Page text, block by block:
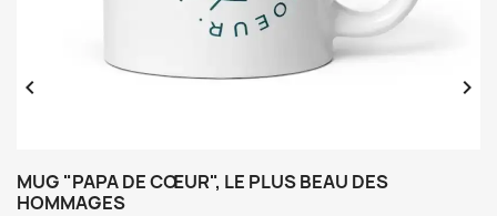
 
MUG "PAPA DE CŒUR", LE PLUS BEAU DES
HOMMAGES